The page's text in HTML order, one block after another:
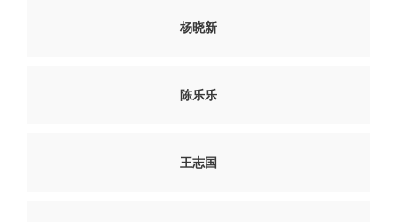
杨晓新
陈乐乐
王志国